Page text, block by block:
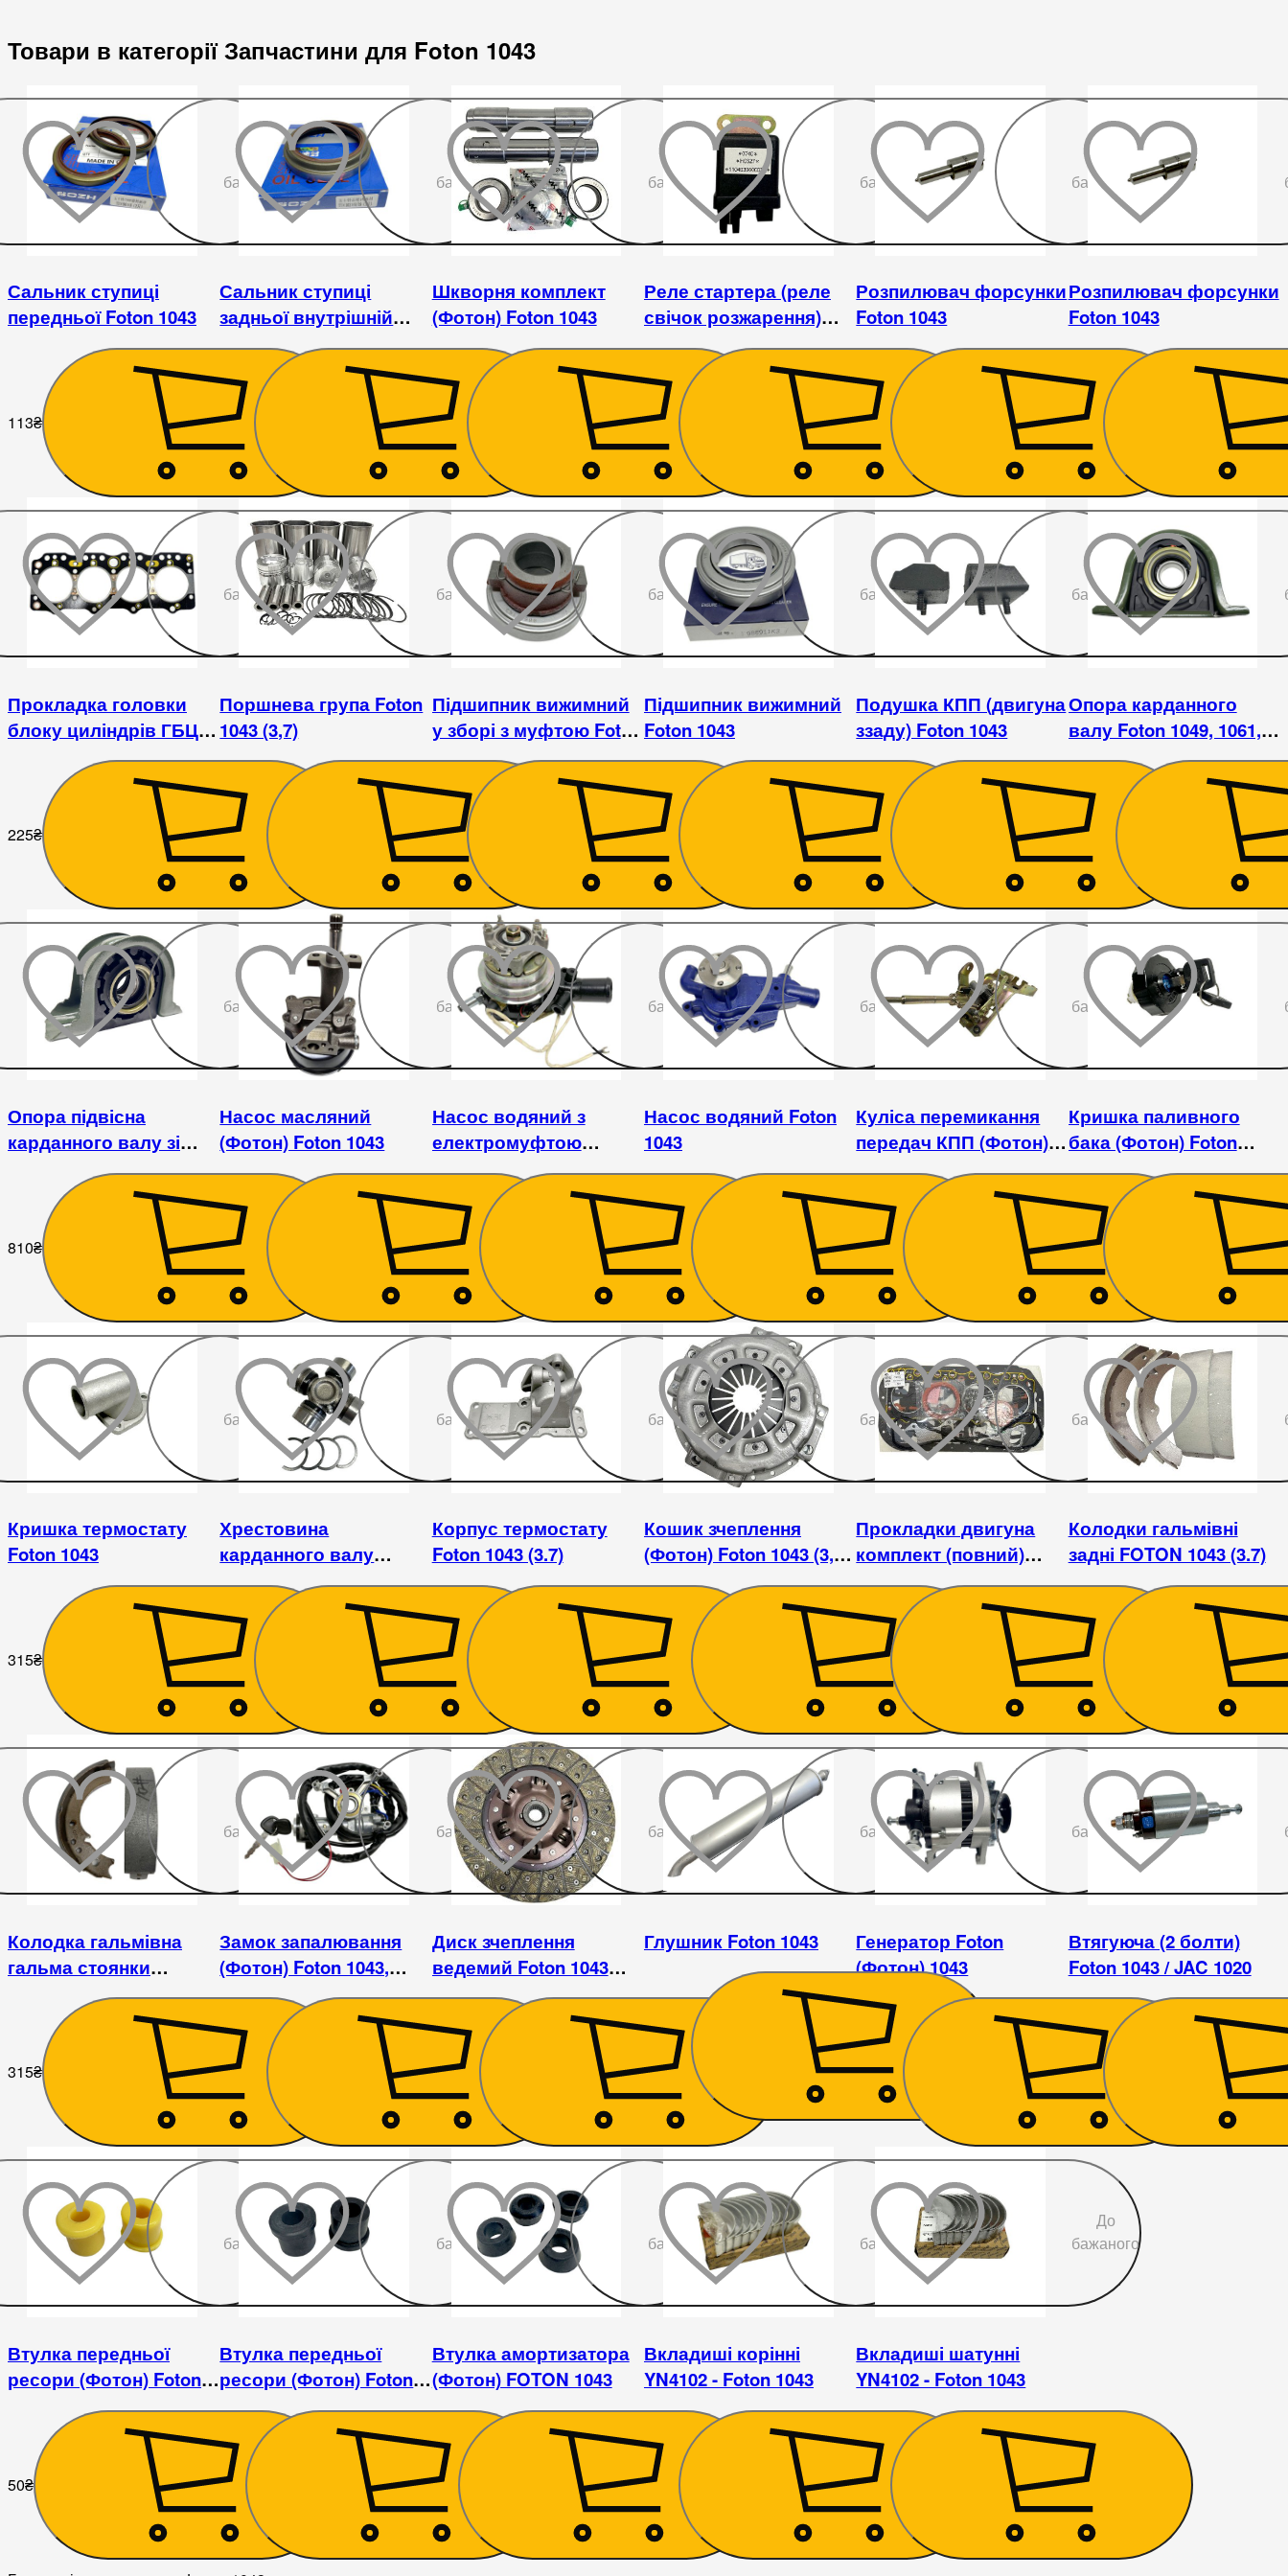
Товари в категорії Запчастини для Foton 1043
бажаного
Сальник ступиці
передньої Foton 1043
113₴
До
бажаного
Сальник ступиці
задньої внутрішній
(77х102х10/19) Foton
135 ₴
бажаного
Шкворня комплект
(Фотон) Foton 1043
945
бажаного
Реле стартера (реле
свічок розжарення)
FOTON 1043
248
бажаного
Розпилювач форсунки
Foton 1043
360 ₴
Розпилювач форсунки
Foton 1043
360
До
бажаного
Прокладка головки
блоку циліндрів ГБЦ
Foton 1043
225₴
бажаного
Поршнева група Foton
1043 (3,7)
5 850 ₴
бажаного
Підшипник вижимний
у зборі з муфтою Foton
1043
630₴
До
бажаного
Підшипник вижимний
Foton 1043
248
бажаного
Подушка КПП (двигуна
ззаду) Foton 1043
203 ₴
Опора карданного
валу Foton 1049, 1061,
1069, 1093, 1099, YUEJIN
1080 DFA1062
1 080
бажаного
Опора підвісна
карданного валу зі
скобою Foton 1043
810₴
До
бажаного
Насос масляний
(Фотон) Foton 1043
2 160 ₴
До
бажаного
Насос водяний з
електромуфтою
(Фотон) Foton 1043 (3,7
6 075
бажаного
Насос водяний Foton
1043
1 890
бажаного
Куліса перемикання
передач КПП (Фотон)
Foton 1043, 1046, 1049
1 170 ₴
Кришка паливного
бака (Фотон) Foton
1043, 1046, 1049
270₴
бажаного
Кришка термостату
Foton 1043
315₴
бажаного
Хрестовина
карданного валу
(Фотон) FOTON 1043
405 ₴
До
бажаного
Корпус термостату
Foton 1043 (3.7)
585
До
бажаного
Кошик зчеплення
(Фотон) Foton 1043 (3,7
л)
2 475
До
бажаного
Прокладки двигуна
комплект (повний)
Foton 1043 (3,7)
855₴
Колодки гальмівні
задні FOTON 1043 (3.7)
585
бажаного
Колодка гальмівна
гальма стоянки
(ручника) FOTON 1043,
315₴
До
бажаного
Замок запалювання
(Фотон) Foton 1043,
1046, 1049
1 530 ₴
бажаного
Диск зчеплення
ведемий Foton 1043
(3,7L) / FAW 1031
1 260
бажаного
Глушник Foton 1043
1 710₴
бажаного
Генератор Foton
(Фотон) 1043
4 050 ₴
Втягуюча (2 болти)
Foton 1043 / JAC 1020
833₴
бажаного
Втулка передньої
ресори (Фотон) Foton
50₴
бажаного
Втулка передньої
ресори (Фотон) Foton
1043
50 ₴
бажаного
Втулка амортизатора
(Фотон) FOTON 1043
59
бажаного
Вкладиші корінні
YN4102 - Foton 1043
630
До
бажаного
Вкладиші шатунні
YN4102 - Foton 1043
540 ₴